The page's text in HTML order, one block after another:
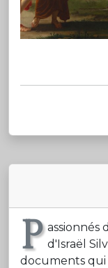
P assionnés
d'Israël
documents qui